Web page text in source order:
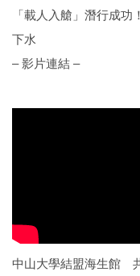
「載人入艙」潛行成
下水
– 影片連結 –
中山大學結盟海生館